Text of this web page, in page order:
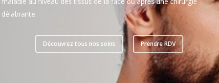
délabrante.
Découvrez tous nos soins Prendre RDV